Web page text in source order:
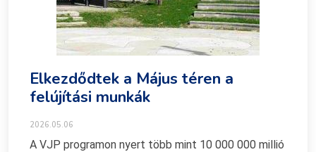
Elkezdődtek a Május téren a
felújítási munkák
2026.05.06
A VJP programon nyert több mint 10 000 000 millió